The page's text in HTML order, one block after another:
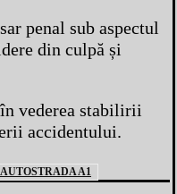
penal sub aspectul
din culpă și
vederea stabilirii
accidentului.
AUTOSTRADA A1